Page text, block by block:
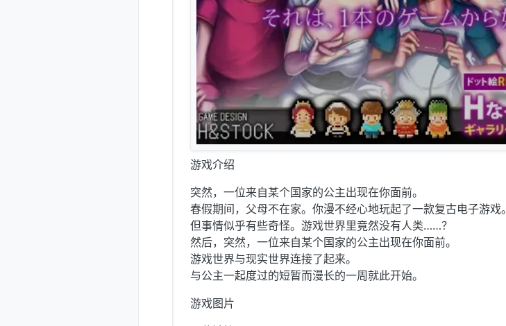
游戏介绍
突然，一位来自某个国家的公主出现在你面前。
春假期间，父母不在家。你漫不经心地玩起了一款复古电子游戏。
但事情似乎有些奇怪。游戏世界里竟然没有人类……？
然后，突然，一位来自某个国家的公主出现在你面前。
游戏世界与现实世界连接了起来。
与公主一起度过的短暂而漫长的一周就此开始。
游戏图片